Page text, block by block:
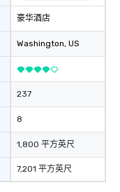
豪华酒店
Washington, US
237
8
1,800 平方英尺
7,201 平方英尺